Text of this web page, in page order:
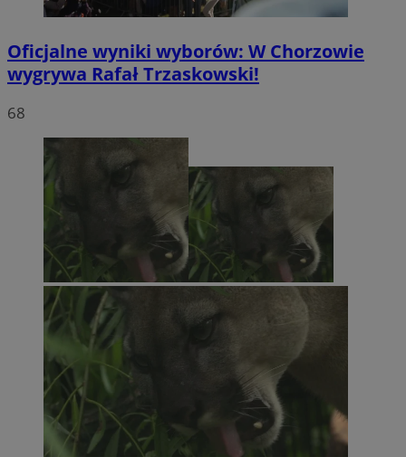
Oficjalne wyniki wyborów: W Chorzowie
wygrywa Rafał Trzaskowski!
68